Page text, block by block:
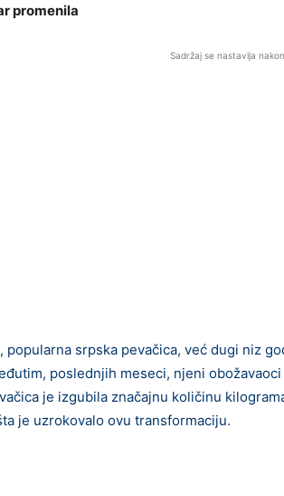
promenila
Sadržaj se nastavlja
popularna srpska pevačica, već dugi niz
poslednjih meseci, njeni
je izgubila značajnu količinu
je uzrokovalo ovu transformaciju.